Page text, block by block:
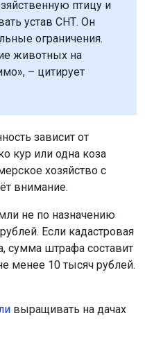
зависит от
кур или одна коза
хозяйство с
внимание.
не по назначению
сумма штрафа составит
менее 10 тысяч рублей.
выращивать на дачах
Поделиться новостью:
Читать все